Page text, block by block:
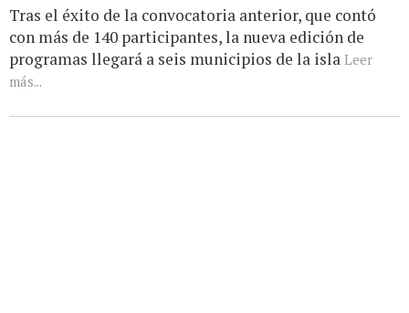
Tras el éxito de la convocatoria anterior, que contó
con más de 140 participantes, la nueva edición de
programas llegará a seis municipios de la isla Leer
más...